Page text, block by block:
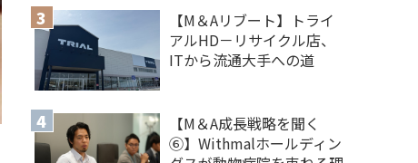
【M＆Aリブート】トライ
アルHD－リサイクル店、
ITから流通大手への道
【M＆A 成長戦略を聞く
⑥】Withmalホールディン